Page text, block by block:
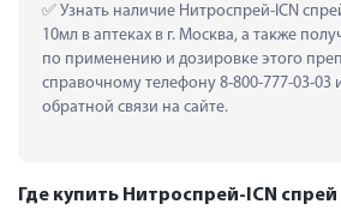
Узнать наличие Нитроспрей-ICN
10мл в аптеках в г. Москва, а также
по применению и дозировке этого
справочному телефону 8-800-777-03-03
обратной связи на сайте.
Где купить Нитроспрей-ICN